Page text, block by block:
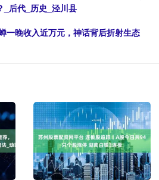
_后代_历史_泾川县
一晚收入近万元，神话背后折射生态